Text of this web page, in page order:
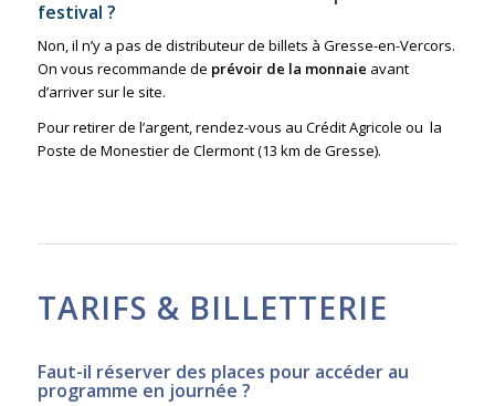
festival ?
Non, il n’y a pas de distributeur de billets à Gresse-en-Vercors.
On vous recommande de prévoir de la monnaie avant
d’arriver sur le site.
Pour retirer de l’argent, rendez-vous au Crédit Agricole ou la
Poste de Monestier de Clermont (13 km de Gresse).
TARIFS & BILLETTERIE
Faut-il réserver des places pour accéder au
programme en journée ?